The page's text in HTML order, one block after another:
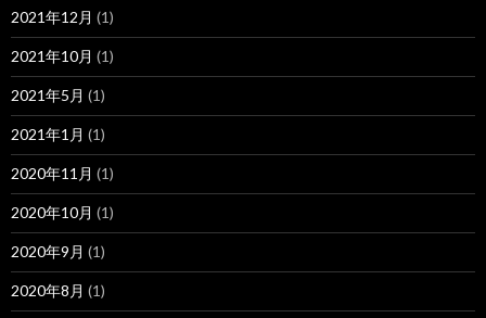
2021年12月 (1)
2021年10月 (1)
2021年5月 (1)
2021年1月 (1)
2020年11月 (1)
2020年10月 (1)
2020年9月 (1)
2020年8月 (1)